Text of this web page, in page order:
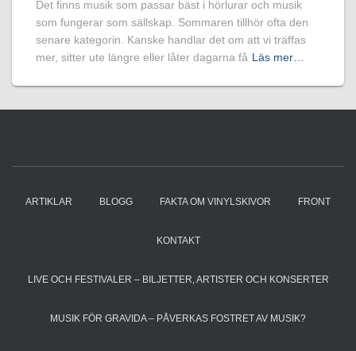
Det finns musik som passar bäst i hörlurar och musik
som fungerar som sällskap. Sommaren tillhör ofta den
senare kategorin. Kanske handlar det om att vi träffas
mer, sitter ute längre eller låter dagarna få Läs mer…
ARTIKLAR BLOGG FAKTA OM VINYLSKIVOR FRONT
KONTAKT
LIVE OCH FESTIVALER – BILJETTER, ARTISTER OCH KONSERTER
MUSIK FÖR GRAVIDA – PÅVERKAS FOSTRET AV MUSIK?